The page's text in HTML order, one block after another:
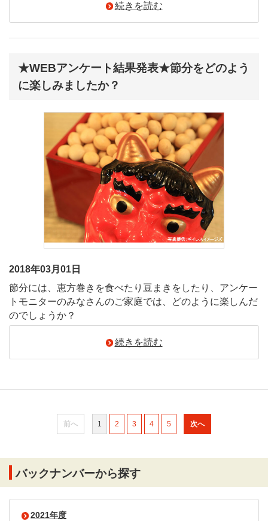
続きを読む
★WEBアンケート結果発表★節分をどのよう
に楽しみましたか？
2018年03月01日
節分には、恵方巻きを食べたり豆まきをしたり、アンケー
トモニターのみなさんのご家庭では、どのように楽しんだ
のでしょうか？
続きを読む
前へ 1 2 3 4 5 次へ
バックナンバーから探す
2021年度